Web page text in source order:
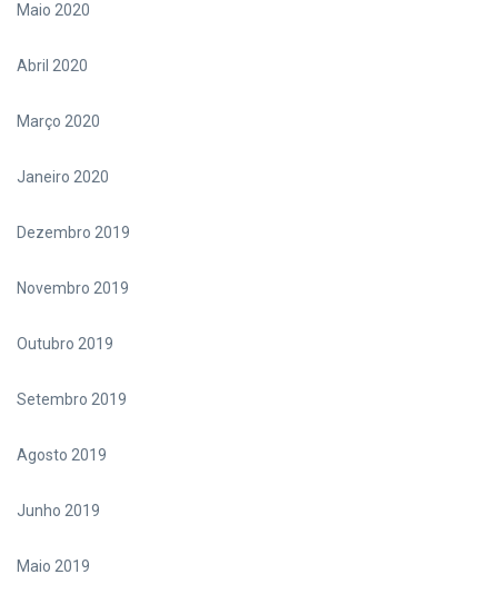
Maio 2020
Abril 2020
Março 2020
Janeiro 2020
Dezembro 2019
Novembro 2019
Outubro 2019
Setembro 2019
Agosto 2019
Junho 2019
Maio 2019